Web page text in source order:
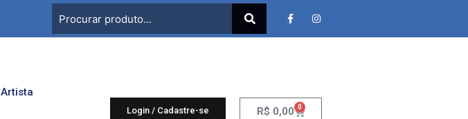
Login / Cadastre-se R$ 0,00 0